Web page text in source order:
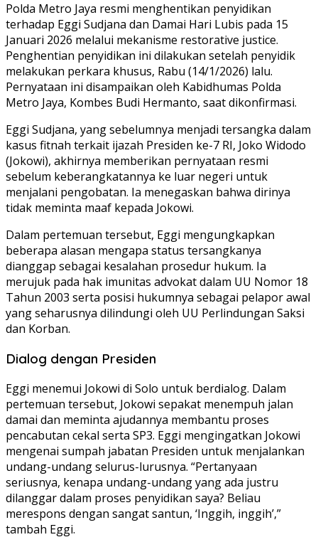
Polda Metro Jaya resmi menghentikan penyidikan
terhadap Eggi Sudjana dan Damai Hari Lubis pada 15
Januari 2026 melalui mekanisme restorative justice.
Penghentian penyidikan ini dilakukan setelah penyidik
melakukan perkara khusus, Rabu (14/1/2026) lalu.
Pernyataan ini disampaikan oleh Kabidhumas Polda
Metro Jaya, Kombes Budi Hermanto, saat dikonfirmasi.
Eggi Sudjana, yang sebelumnya menjadi tersangka dalam
kasus fitnah terkait ijazah Presiden ke-7 RI, Joko Widodo
(Jokowi), akhirnya memberikan pernyataan resmi
sebelum keberangkatannya ke luar negeri untuk
menjalani pengobatan. Ia menegaskan bahwa dirinya
tidak meminta maaf kepada Jokowi.
Dalam pertemuan tersebut, Eggi mengungkapkan
beberapa alasan mengapa status tersangkanya
dianggap sebagai kesalahan prosedur hukum. Ia
merujuk pada hak imunitas advokat dalam UU Nomor 18
Tahun 2003 serta posisi hukumnya sebagai pelapor awal
yang seharusnya dilindungi oleh UU Perlindungan Saksi
dan Korban.
Dialog dengan Presiden
Eggi menemui Jokowi di Solo untuk berdialog. Dalam
pertemuan tersebut, Jokowi sepakat menempuh jalan
damai dan meminta ajudannya membantu proses
pencabutan cekal serta SP3. Eggi mengingatkan Jokowi
mengenai sumpah jabatan Presiden untuk menjalankan
undang-undang selurus-lurusnya. “Pertanyaan
seriusnya, kenapa undang-undang yang ada justru
dilanggar dalam proses penyidikan saya? Beliau
merespons dengan sangat santun, ‘Inggih, inggih’,”
tambah Eggi.